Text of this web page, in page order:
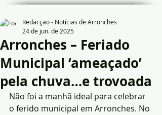
Arronches – Feriado
Municipal ‘ameaçado’
pela chuva…e trovoada
Redacção - Notícias de Arronches
24 de jun. de 2025
Não foi a manhã ideal para celebrar
o ferido municipal em Arronches. No